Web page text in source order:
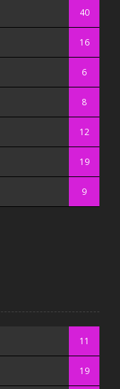
40
16
6
8
12
19
9
11
19